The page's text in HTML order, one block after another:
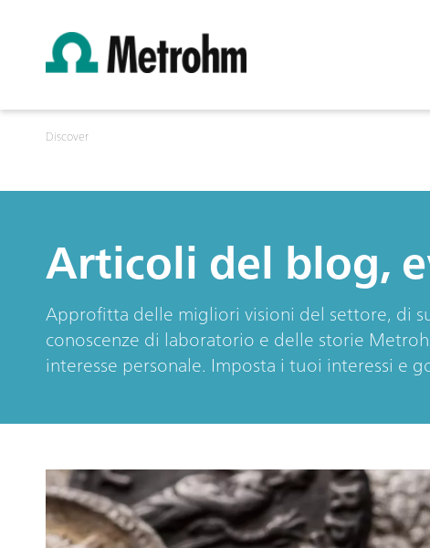
Discover
Articoli del blog,
Approfitta delle migliori visioni del settore, di
conoscenze di laboratorio e delle storie
interesse personale. Imposta i tuoi interessi e